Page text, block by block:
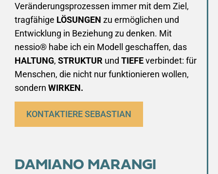
Veränderungsprozessen immer mit dem Ziel,
tragfähige LÖSUNGEN zu ermöglichen und
Entwicklung in Beziehung zu denken. Mit
nessio® habe ich ein Modell geschaffen, das
HALTUNG, STRUKTUR und TIEFEverbindet: für
Menschen, die nicht nur funktionieren wollen,
sondern WIRKEN.
KONTAKTIERE SEBASTIAN
DAMIANO MARANGI